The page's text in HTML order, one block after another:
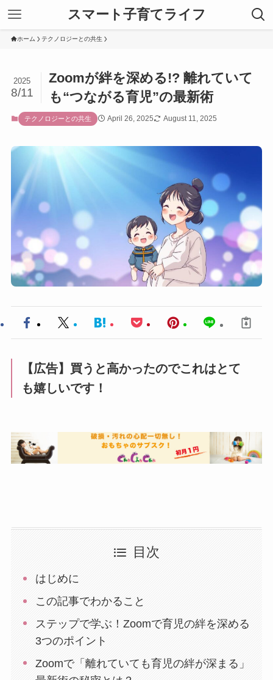
スマート子育てライフ
ホーム テクノロジーとの共生
Zoomが絆を深める!? 離れていて
も“つながる育児”の最新術
2025
8/11
テクノロジーとの共生 April 26, 2025 August 11, 2025
【広告】買うと高かったのでこれはとて
も嬉しいです！
目次
はじめに
この記事でわかること
ステップで学ぶ！Zoomで育児の絆を深める
3つのポイント
Zoomで「離れていても育児の絆が深まる」